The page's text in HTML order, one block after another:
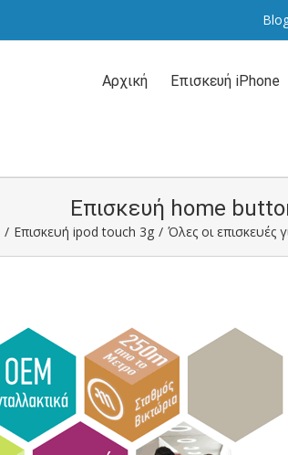
Αναζήτηση
Αρχική Επισκευή iPhone
Επισκευή home
/ Επισκευή ipod touch 3g / Όλες οι επισκευές